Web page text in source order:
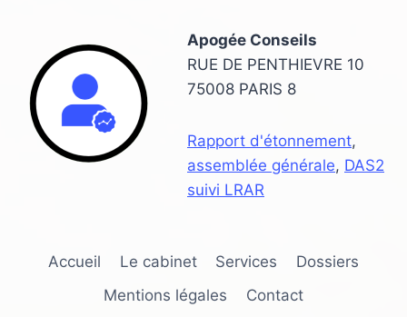
Apogée Conseils
RUE DE PENTHIEVRE 10
75008 PARIS 8
Rapport d'étonnement,
assemblée générale, DAS2
suivi LRAR
Accueil Le cabinet Services
Dossiers
Mentions légales
Contact